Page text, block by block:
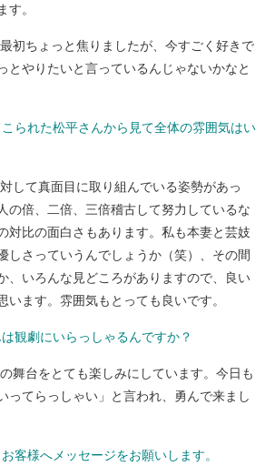
。
初ちょっと焦りましたが、今すごく好きで
とやりたいと言っているんじゃないかなと
られた松平さんから見て全体の雰囲気はい
して真面目に取り組んでいる姿勢があっ
の倍、二倍、三倍稽古して努力しているな
対比の面白さもあります。私も本妻と芸妓
しさっていうんでしょうか（笑）、その間
、いろんな見どころがありますので、良い
います。雰囲気もとっても良いです。
観劇にいらっしゃるんですか？
舞台をとても楽しみにしています。今日も
ってらっしゃい」と言われ、勇んで来まし
客様へメッセージをお願いします。